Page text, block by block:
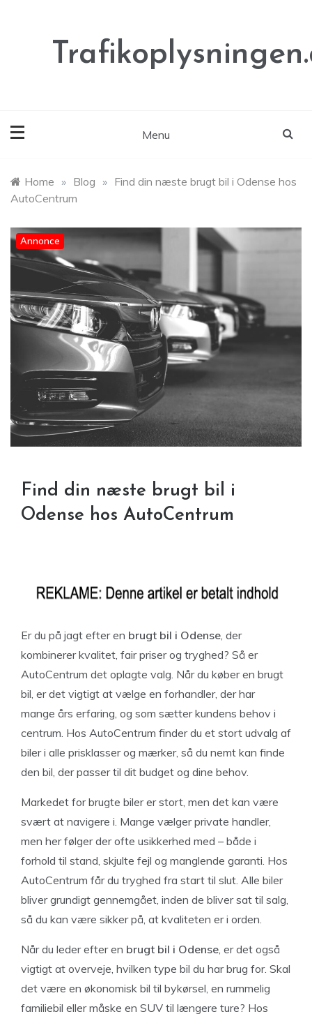
Menu
Home » Blog » Find din næste brugt bil i Odense hos
AutoCentrum
Annonce
Find din næste brugt bil i
Odense hos AutoCentrum
Er du på jagt efter en brugt bil i Odense , der
kombinerer kvalitet, fair priser og tryghed? Så er
AutoCentrum det oplagte valg. Når du køber en brugt
bil, er det vigtigt at vælge en forhandler, der har
mange års erfaring, og som sætter kundens behov i
centrum. Hos AutoCentrum finder du et stort udvalg af
biler i alle prisklasser og mærker, så du nemt kan finde
den bil, der passer til dit budget og dine behov.
Markedet for brugte biler er stort, men det kan være
svært at navigere i. Mange vælger private handler,
men her følger der ofte usikkerhed med – både i
forhold til stand, skjulte fejl og manglende garanti. Hos
AutoCentrum får du tryghed fra start til slut. Alle biler
bliver grundigt gennemgået, inden de bliver sat til salg,
så du kan være sikker på, at kvaliteten er i orden.
Når du leder efter en brugt bil i Odense , er det også
vigtigt at overveje, hvilken type bil du har brug for. Skal
det være en økonomisk bil til bykørsel, en rummelig
familiebil eller måske en SUV til længere ture? Hos